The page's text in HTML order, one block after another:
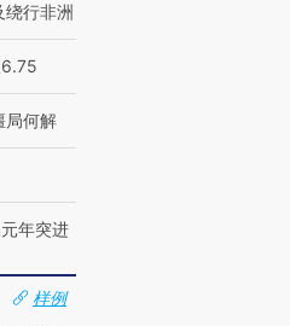
绕行非洲
局何解
年突进
样例